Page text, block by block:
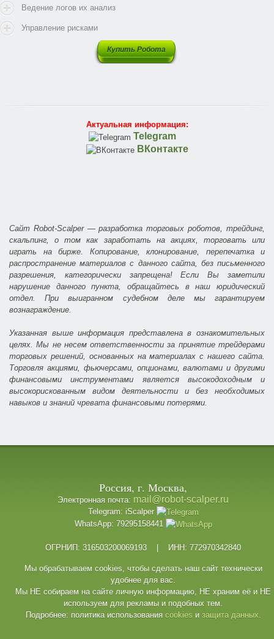
Ведение логов их анализ
Управление рисками
Купить Робота
Актуальная информация:
Telegram
ВКонтакте
Сайт Robot-Scalper — разработка торговых роботов, трейдинг,
скальпинг, о том как заработать на акциях, торговать или
играть на бирже. Копирование, клонирование, перепечатка и
распространение материалов с данного сайта, без письменного
разрешения, категорически запрещена! Если Вы заметили
нарушение данного пункта, обращайтесь в наш юридический
отдел. При выигранном судебном деле мы гарантируем
вознаграждение.
Указанная выше информация представлена в ознакомительных
целях. Мы не несем ответственности за принятие трейдерами
торговых решений, основанных на материалах с нашего сайта.
Торговля акциями, фьючерсами, опционами, валютами и другими
финансовыми инструментами является высокодоходным и
высокорискованным видом деятельности и без необходимых
навыков и знаний чревата финансовыми потерями.
Россия, г. Москва,
Электронная почта: mail@robot-scalper.ru
Telegram: iScalper
WhatsApp: 79295158441
ОГРНИП: 316503200069193 | ИНН: 772970342840
Мы обрабатываем cookies, чтобы сделать наш сайт технически
удобнее для вас.
Мы НЕ собираем на сайте личную информацию, НЕ храним её и НЕ
используем для рекламы и подобных тем.
Подробнее: политика использования cookies и защита данных.